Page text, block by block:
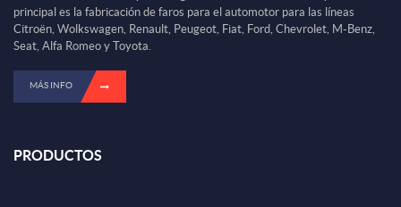
principal es la fabricación de faros para el automotor para las líneas
Citroën, Wolkswagen, Renault, Peugeot, Fiat, Ford, Chevrolet, M-Benz,
Seat, Alfa Romeo y Toyota.
MÁS INFO
PRODUCTOS